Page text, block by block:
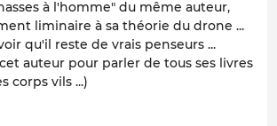
à l'homme" du même auteur,
liminaire à sa théorie du drone ...
qu'il reste de vrais penseurs ...
auteur pour parler de tous ses livres
corps vils ...)